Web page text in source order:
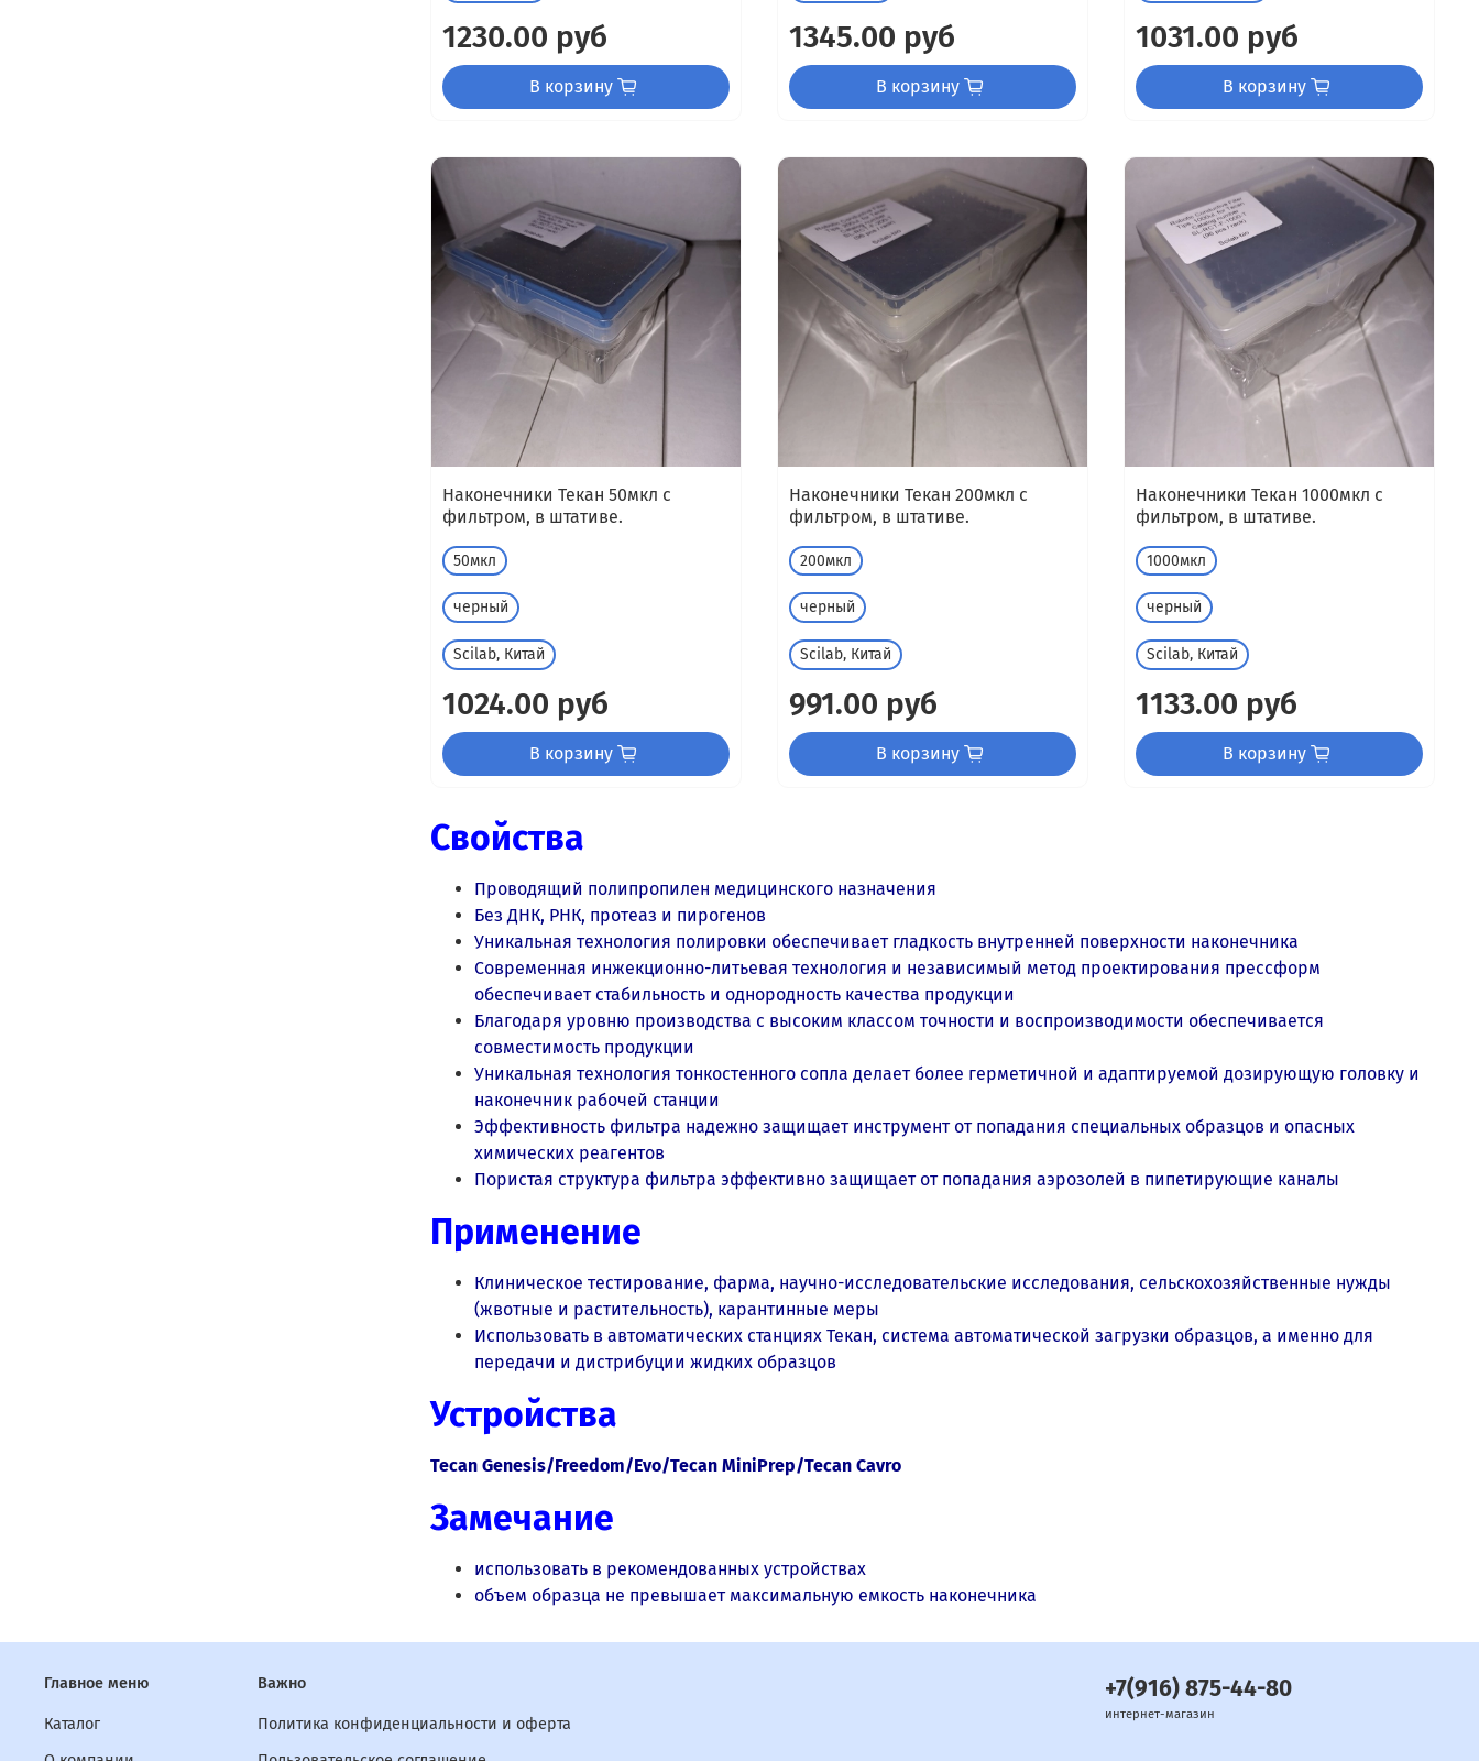
1230.00 руб
В корзину
1345.00 руб
В корзину
1031.00 руб
В корзину
Наконечники Текан 50мкл с
фильтром, в штативе.
50мкл
черный
Scilab, Китай
1024.00 руб
В корзину
Наконечники Текан 200мкл с
фильтром, в штативе.
200мкл
черный
Scilab, Китай
991.00 руб
В корзину
Наконечники Текан 1000мкл с
фильтром, в штативе.
1000мкл
черный
Scilab, Китай
1133.00 руб
В корзину
Свойства
Проводящий полипропилен медицинского назначения
Без ДНК, РНК, протеаз и пирогенов
Уникальная технология полировки обеспечивает гладкость внутренней поверхности наконечника
Современная инжекционно-литьевая технология и независимый метод проектирования прессформ
обеспечивает стабильность и однородность качества продукции
Благодаря уровню производства с высоким классом точности и воспроизводимости обеспечивается
совместимость продукции
Уникальная технология тонкостенного сопла делает более герметичной и адаптируемой дозирующую головку и
наконечник рабочей станции
Эффективность фильтра надежно защищает инструмент от попадания специальных образцов и опасных
химических реагентов
Пористая структура фильтра эффективно защищает от попадания аэрозолей в пипетирующие каналы
Применение
Клиническое тестирование, фарма, научно-исследовательские исследования, сельскохозяйственные нужды
(жвотные и растительность), карантинные меры
Использовать в автоматических станциях Текан, система автоматической загрузки образцов, а именно для
передачи и дистрибуции жидких образцов
Устройства
Tecan Genesis/Freedom/Evo/Tecan MiniPrep/Tecan Cavro
Замечание
использовать в рекомендованных устройствах
объем образца не превышает максимальную емкость наконечника
Главное меню
Каталог
Важно
Политика конфиденциальности и оферта
+7(916) 875-44-80
интернет-магазин